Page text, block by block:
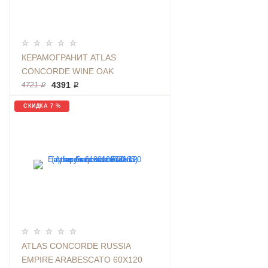
КЕРАМОГРАНИТ ATLAS
CONCORDE WINE OAK
BRUNELLO RET 20Х160 ДЕРЕВО
КОРИЧНЕВОЕ МАТОВЫЙ
4721 ₽ 4391 ₽
СКИДКА 7 %
ATLAS CONCORDE RUSSIA
EMPIRE ARABESCATO 60X120